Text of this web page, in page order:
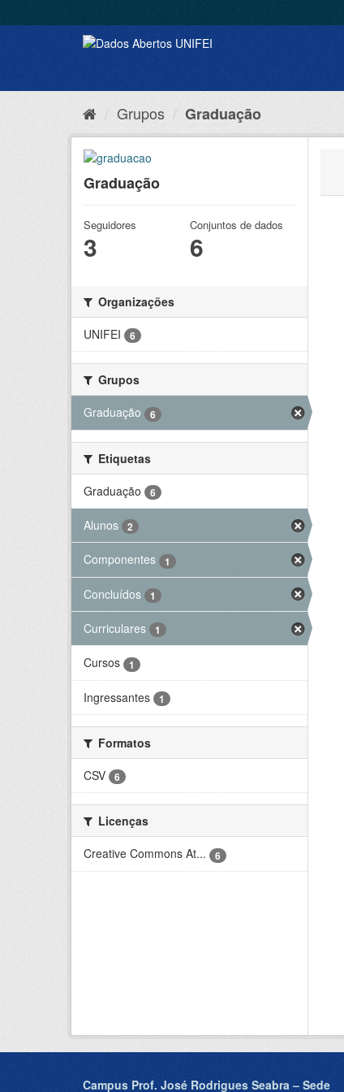
Grupos Graduação
Graduação
Seguidores
3
Conjuntos de dados
6
Organizações
UNIFEI
6
Grupos
Graduação
6
Etiquetas
Graduação
6
Alunos 2
Componentes 1
Concluídos 1
Curriculares 1
Cursos 1
Ingressantes 1
Formatos
CSV
6
Licenças
Creative Commons At...
6
Campus Prof. José Rodrigues Seabra – Sede